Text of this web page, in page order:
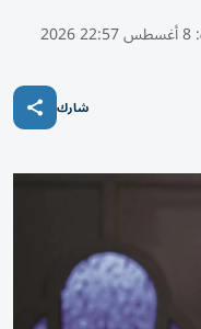
8 أغسطس 22:57 2026
شارك